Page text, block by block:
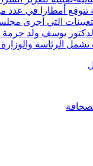
تتوقع أمطارا في عدد
التي أجرى
يوسف ولد حرمة
تشمل الرئاسة